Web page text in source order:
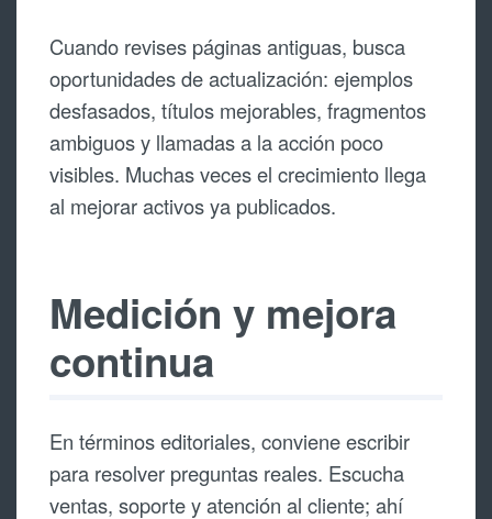
Cuando revises páginas antiguas, busca
oportunidades de actualización: ejemplos
desfasados, títulos mejorables, fragmentos
ambiguos y llamadas a la acción poco
visibles. Muchas veces el crecimiento llega
al mejorar activos ya publicados.
Medición y mejora
continua
En términos editoriales, conviene escribir
para resolver preguntas reales. Escucha
ventas, soporte y atención al cliente; ahí